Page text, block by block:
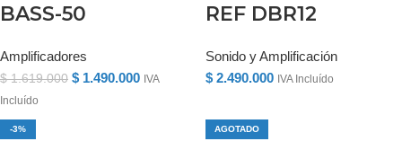
BASS-50
Amplificadores
$1.619.000 $ 1.490.000 IVA
Incluído
REF DBR12
Sonido y Amplificación
$ 2.490.000 IVA Incluído
-3% AGOTADO